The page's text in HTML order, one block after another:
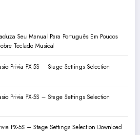
Seu Manual Para Português Em Poucos
Teclado Musical
Privia PX-5S – Stage Settings Selection
Privia PX-5S – Stage Settings Selection
PX-5S – Stage Settings Selection Download